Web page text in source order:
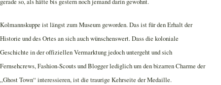
Kolmannskuppe ist längst zum Museum geworden. Das ist für den Erhalt der
Historie und des Ortes an sich auch wünschenswert. Dass die koloniale
Geschichte in der offiziellen Vermarktung jedoch untergeht und sich
Fernsehcrews, Fashion-Scouts und Blogger lediglich um den bizarren Charme der
„Ghost Town“ interessieren, ist die traurige Kehrseite der Medaille.